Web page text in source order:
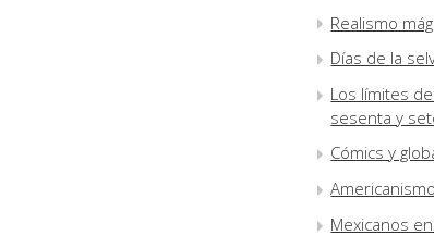
Realismo
Días de la
Los límites
sesenta y
Cómics y
Mexicanos